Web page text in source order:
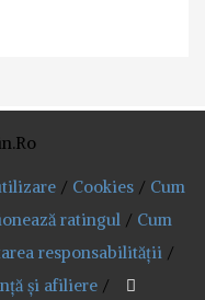
/ Cookies / Cum
ratingul / Cum
responsabilității /
și afiliere /